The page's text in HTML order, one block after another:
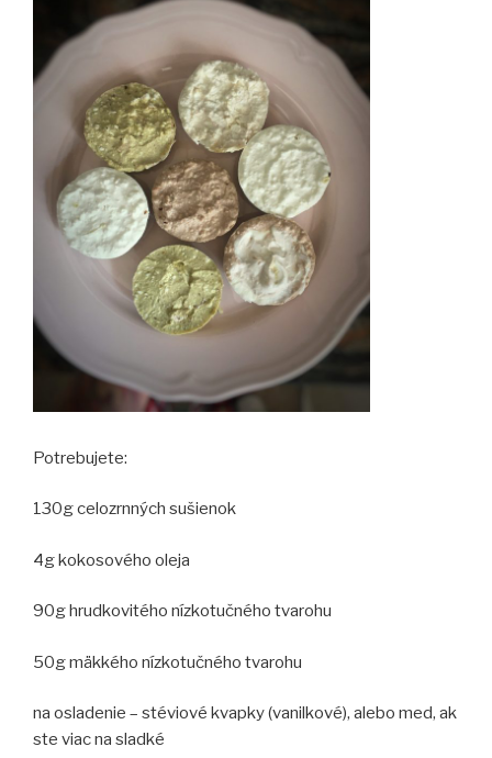
Potrebujete:
130g celozrnných sušienok
4g kokosového oleja
90g hrudkovitého nízkotučného tvarohu
50g mäkkého nízkotučného tvarohu
na osladenie – stéviové kvapky (vanilkové), alebo med, ak
ste viac na sladké